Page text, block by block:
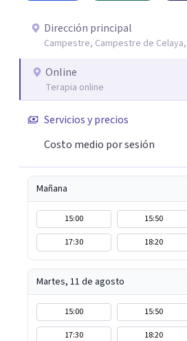
alimentación consciente, adaptado
cada paciente y su familia. Atiendo
Puedes reservar tu primera sesión
perfil.
Dirección principal
Campestre, Campestre de
Online
Terapia online
Servicios y precios
Costo medio por sesión
Mañana
15:00 15:50
17:30
18:20
Martes, 11 de agosto
15:00 15:50
17:30
18:20